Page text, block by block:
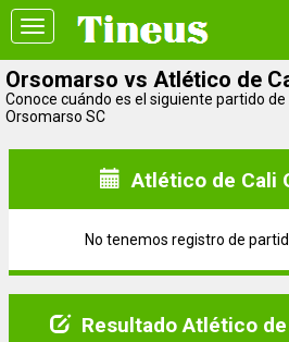
Toggle
navigation
Orsomarso vs Atlético de
Conoce cuándo es el siguiente partido
Orsomarso SC
Atlético de Cali
No tenemos registro de
Resultado Atlético